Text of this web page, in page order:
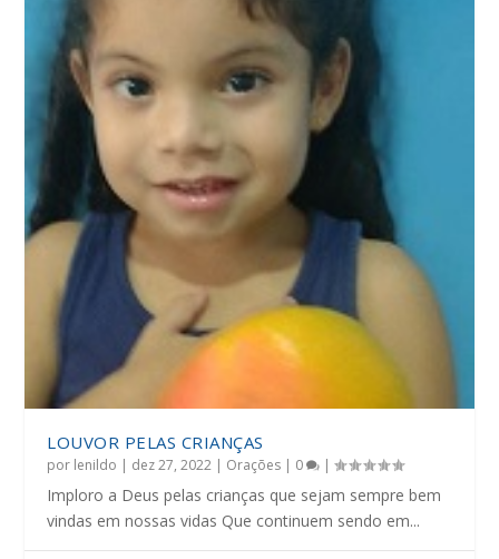
LOUVOR PELAS CRIANÇAS
por lenildo | dez 27, 2022 | Orações | 0 |
Imploro a Deus pelas crianças que sejam sempre bem
vindas em nossas vidas Que continuem sendo em...